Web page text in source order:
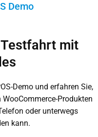
Demo
mit
Demo und erfahren Sie,
Produkten
oder unterwegs
kann.